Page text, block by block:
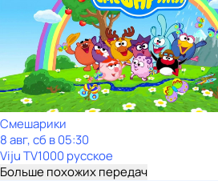
Смешарики
8 авг, сб в 05:30
Viju TV1000 русское
Больше похожих передач